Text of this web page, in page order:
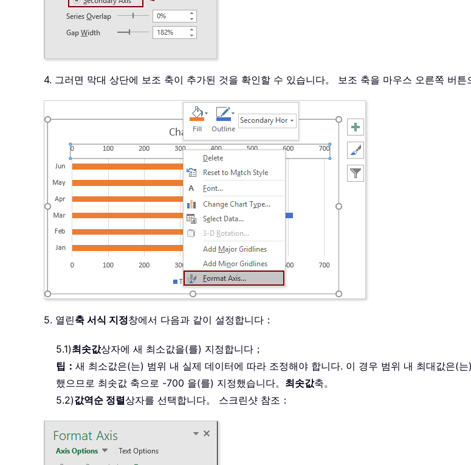
4. 그러면 막대 상단에 보조 축이 추가된 것을 확인할 수 있습니다。 보조 축을 마우스 오른쪽 버튼
5. 열린축 서식 지정창에서 다음과 같이 설정합니다：
5.1)최솟값상자에 새 최소값을(를) 지정합니다；
팁： 새 최소값은(는) 범위 내 실제 데이터에 따라 조정해야 합니다. 이 경우 범위 내 최대값은(
했으므로 최솟값 축으로 -700 을(를) 지정했습니다。 최솟값축。
5.2)값역순 정렬상자를 선택합니다。 스크린샷 참조：